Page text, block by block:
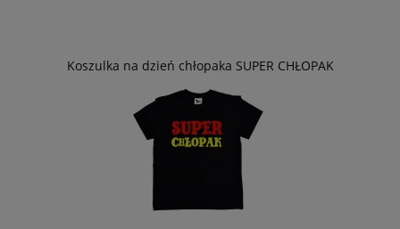
Koszulka na dzień chłopaka SUPER CHŁOPAK